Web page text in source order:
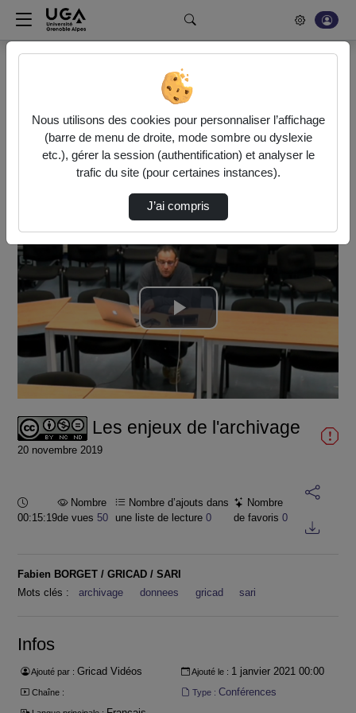
Rechercher un média sur POD
Bonjour, votre serveur vidéo a été mis à jour. Nous sommes
en train de finaliser son optimisation. L'encodage de vos
vidéos fonctionne (ne pas tenir compte du message d'erreur
actuel à la fin de votre encodage).
Les enjeux de l'archivage
Lire
la
vidéo
Les enjeux de l'archivage
20 novembre 2019
Durée :
00:15:19
Nombre
de vues 50
Nombre d’ajouts dans
une liste de lecture 0
Nombre
de favoris0
Fabien BORGET / GRICAD / SARI
Mots clés :
archivage donnees gricad sari
Infos
Ajouté par : Gricad Vidéos Ajouté le : 1 janvier 2021 00:00
Chaîne : Type : Conférences
Nous utilisons des cookies pour personnaliser l’affichage
(barre de menu de droite, mode sombre ou dyslexie
etc.), gérer la session (authentification) et analyser le
trafic du site (pour certaines instances).
J’ai compris